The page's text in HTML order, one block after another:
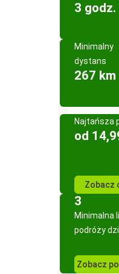
3 godz.
Minimalny
dystans
267 km
Najtańsza
od
Zobacz
3
Minimalna
podróży
Zobacz